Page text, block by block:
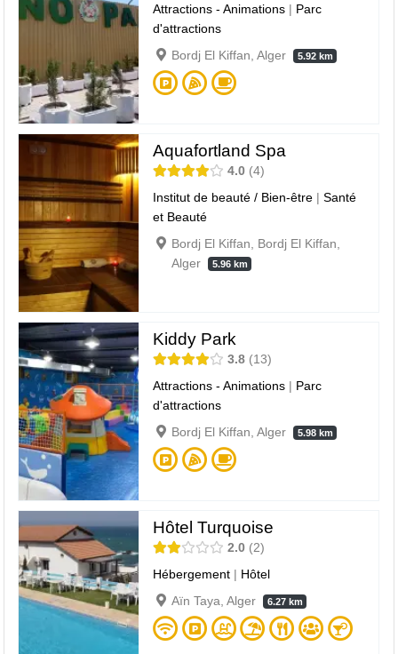
Attractions - Animations | Parc
d'attractions
Bordj El Kiffan, Alger
5.92 km
Aquafortland Spa
4.0 4
Institut de beauté / Bien-être |Santé
et Beauté
Bordj El Kiffan, Bordj El Kiffan,
Alger
5.96 km
Kiddy Park
3.8
13
Attractions - Animations | Parc
d'attractions
Bordj El Kiffan, Alger
5.98 km
Hôtel Turquoise
2.0
2
Hébergement | Hôtel
Aïn Taya, Alger
6.27 km